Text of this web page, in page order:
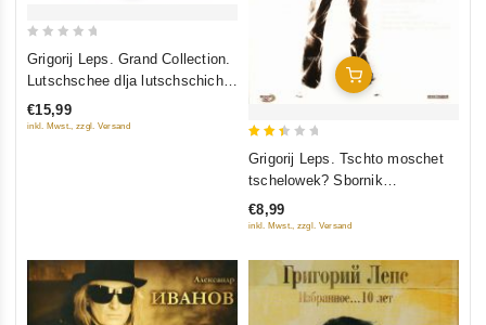
out
5
Grigorij Leps. Grand Collection.
Lutschschee dlja lutschschich
(2014)
€15,99
inkl. Mwst., zzgl. Versand
In Den Warenkorb
out
Grigorij Leps. Tschto moschet
tschelowek? Sbornik
wideoklipow
€8,99
inkl. Mwst., zzgl. Versand